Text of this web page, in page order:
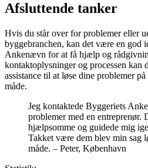
Afsluttende tanker
Hvis du står over for problemer eller
byggebranchen, kan det være en god
Ankenævn for at få hjælp og
kontaktoplysninger og processen kan
assistance til at løse dine problemer
måde.
Jeg kontaktede Byggeriets
problemer med en entreprenør.
hjælpsomme og guidede mig
Takket være dem blev min sag
måde. – Peter, København